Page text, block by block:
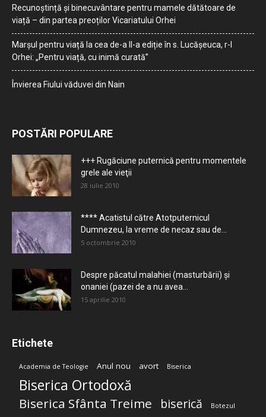
Recunoștință și binecuvântare pentru mamele dătătoare de
viață – din partea preoților Vicariatului Orhei
Marșul pentru viață la cea de-a II-a ediție în s. Lucășeuca, r-l
Orhei: „Pentru viață, cu inimă curată”
Învierea Fiului văduvei din Nain
POSTĂRI POPULARE
+++ Rugăciune puternică pentru momentele
grele ale vieţii
28 iulie 2010
**** Acatistul către Atotputernicul
Dumnezeu, la vreme de necaz sau de...
5 octombrie 2010
Despre păcatul malahiei (masturbării) şi
onaniei (pazei de a nu avea...
15 aprilie 2010
Etichete
Academia de Teologie Anul nou avort Biserica
Biserica Ortodoxă
Biserica Sfânta Treime biserică Botezul